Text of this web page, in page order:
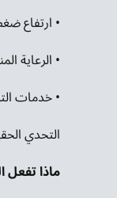
• ارتفاع
• الرعاية
• خدمات
التحدي
ماذا تفعل